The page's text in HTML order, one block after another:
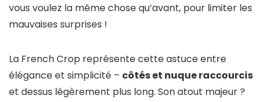
vous voulez la même chose qu’avant, pour limiter les
mauvaises surprises !
La French Crop représente cette astuce entre
élégance et simplicité – côtés et nuque raccourcis
et dessus légèrement plus long. Son atout majeur ?